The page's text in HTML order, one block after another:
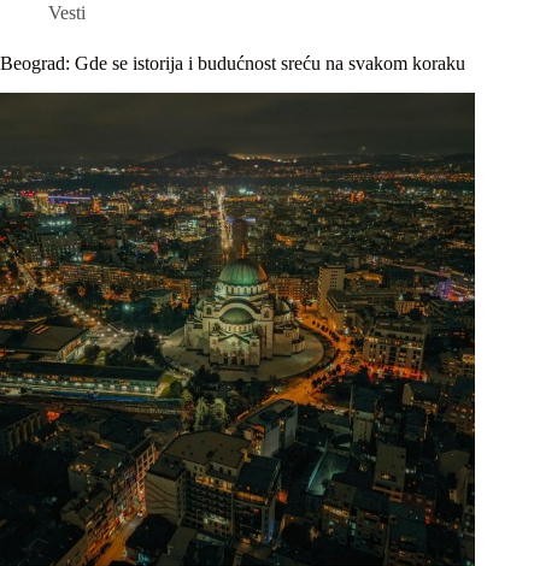
Vesti
Beograd: Gde se istorija i budućnost sreću na svakom koraku